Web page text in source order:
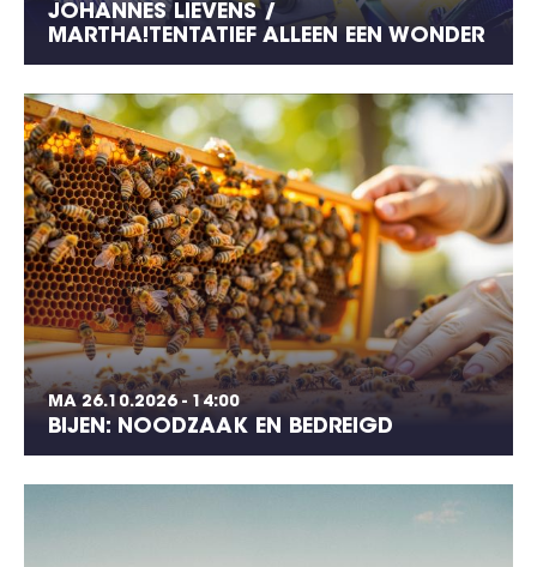
JOHANNES LIEVENS /
MARTHA!TENTATIEF ALLEEN EEN WONDER
MA 26.10.2026 - 14:00
BIJEN: NOODZAAK EN BEDREIGD